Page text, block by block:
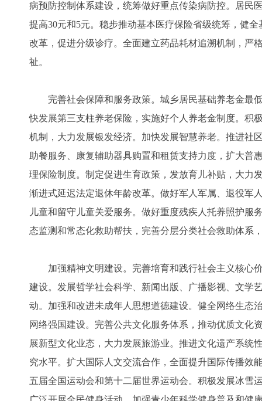
病预防控制体系建设，统筹做好重点传染病防控。居民
提高30元和5元。稳步推动基本医疗保险省级统筹，健
改革，促进分级诊疗。全面建立药品耗材追溯机制，严
祉。
完善社会保障和服务政策。城乡居民基础养老金最
快发展第三支柱养老保险，实施好个人养老金制度。积
机制，大力发展银发经济。加快发展智慧养老。推进社
助餐服务、康复辅助器具购置和租赁支持力度，扩大普
理保险制度。制定促进生育政策，发放育儿补贴，大力
渐进式延迟法定退休年龄改革。做好军人军属、退役军
儿童和留守儿童关爱服务。做好重度残疾人托养照护服
态监测和常态化救助帮扶，完善分层分类社会救助体系
加强精神文明建设。完善培育和践行社会主义核心
建设。发展哲学社会科学、新闻出版、广播影视、文学
动。加强和改进未成年人思想道德建设。健全网络生态
网络强国建设。完善公共文化服务体系，推动优质文化
展新型文化业态，大力发展旅游业。推进文化遗产系统
究水平。扩大国际人文交流合作，全面提升国际传播效
五届全国运动会和第十二届世界运动会。积极发展冰雪